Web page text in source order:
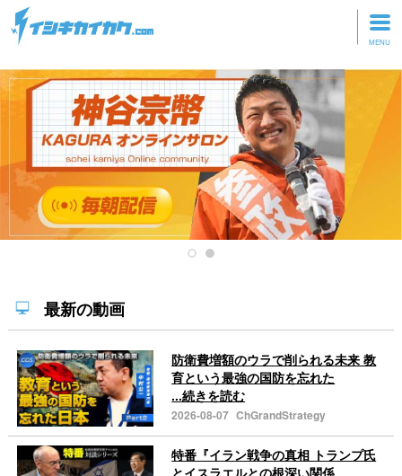
トップページ
動画を見る
記事を読む
セミナーに参加
研修・ツアーに参加
最新の動画
防衛費増額のウラで削られる未来 教
育という最強の国防を忘れた
...続きを読む
2026-08-07 ChGrandStrategy
特番『イラン戦争の真相 トランプ氏
とイスラエルとの根深い関係